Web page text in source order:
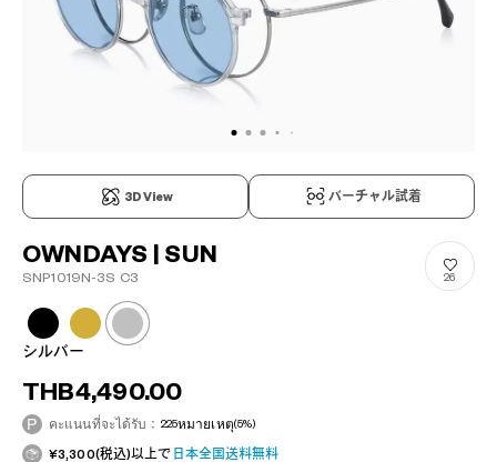
3D View バーチャル試着
OWNDAYS | SUN
SNP1019N-3S C3 26
シルバー
THB4,490.00
คะแนนที่จะได้รับ： 225หมายเหตุ(5%)
¥3,300(税込)以上で 日本全国送料無料